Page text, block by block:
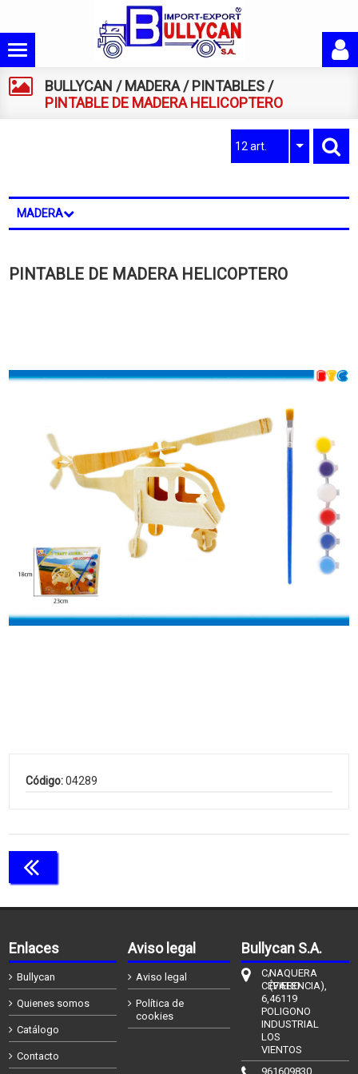
BULLYCAN / MADERA/PINTABLES /
PINTABLE DE MADERA HELICOPTERO
12 art.
MADERA
PINTABLE DE MADERA HELICOPTERO
Código:04289
Enlaces
Bullycan
Quienes somos
Catálogo
Contacto
Aviso legal
Aviso legal
Política de
cookies
Bullycan S.A.
C/
CÉFIERO
6,
POLIGONO
INDUSTRIAL
LOS
VIENTOS
NAQUERA
(VALENCIA),
46119
961609830